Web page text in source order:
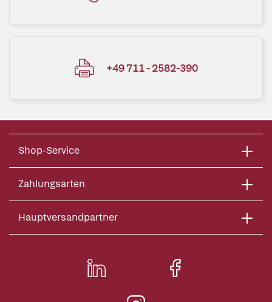
+49 711 - 2582-390
Shop-Service
Zahlungsarten
Hauptversandpartner